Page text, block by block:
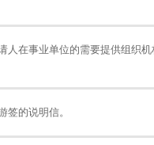
人在事业单位的需要提供组织
签的说明信。